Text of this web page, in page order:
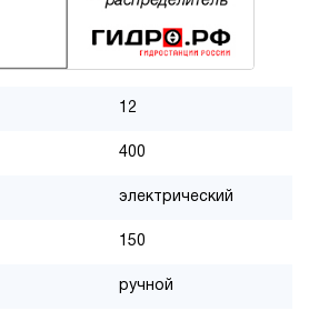
12
400
электрический
150
ручной